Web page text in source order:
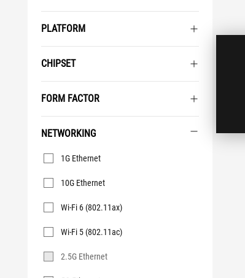
PLATFORM
CHIPSET
FORM FACTOR
NETWORKING
Networking
1G Ethernet
2.5G Ethernet
10G Ethernet
Wi-Fi 6 (802.11ax)
Wi-Fi 5 (802.11ac)